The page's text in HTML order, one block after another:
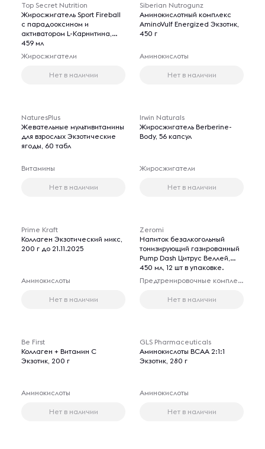
Top Secret Nutrition
Жиросжигатель Sport Fireball
с парадооксином и
активатором L-Карнитина,
459 мл
Жиросжигатели
Нет в наличии
Siberian Nutrogunz
Аминокислотный комплекс
AminoVulf Energized Экзотик,
450 г
Аминокислоты
Нет в наличии
NaturesPlus
Жевательные мультивитамины
для взрослых Экзотические
ягоды, 60 табл
Витамины
Нет в наличии
Irwin Naturals
Жиросжигатель Berberine-
Body, 56 капсул
Жиросжигатели
Нет в наличии
Prime Kraft
Коллаген Экзотический микс,
200 г до 21.11.2025
Аминокислоты
Нет в наличии
Zeromi
Напиток безалкогольный
тонизирующий газированный
Pump Dash Цитрус Веллей,
450 мл, 12 шт в упаковке.
Предтренировочные комплексы
Нет в наличии
Be First
Коллаген + Витамин С
Экзотик, 200 г
Аминокислоты
Нет в наличии
GLS Pharmaceuticals
Аминокислоты BCAA 2:1:1
Экзотик, 280 г
Аминокислоты
Нет в наличии